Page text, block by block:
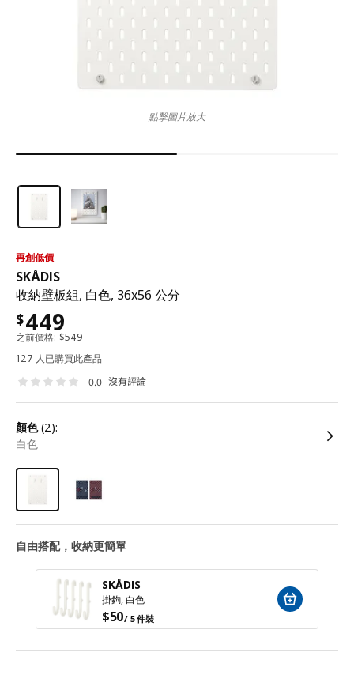
再創低價
SKÅDIS
收納壁板組, 白色, 36x56 公分
$449
之前價格: $549
127 人已購買此產品
0.0 沒有評論
顏色(2):
白色
自由搭配，收納更簡單
SKÅDIS
掛鉤, 白色
$50/ 5 件裝
點擊圖片放大